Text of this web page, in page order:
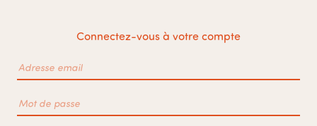
Connectez-vous à votre compte